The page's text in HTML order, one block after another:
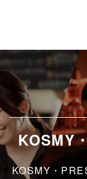
KOSMY
KOSMY・